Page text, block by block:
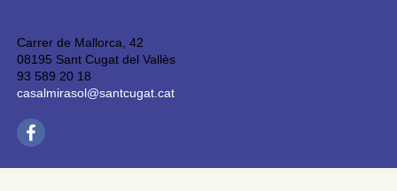
Carrer de Mallorca, 42
08195 Sant Cugat del Vallès
93 589 20 18
casalmirasol@santcugat.cat